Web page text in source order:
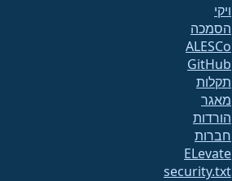
ויקי
הסמכה
GitHub
תקלות
מאגר
הורדות
חברות
ELevate
security.txt